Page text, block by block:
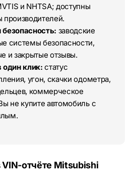
и NHTSA; доступны
производителей.
заводские
системы безопасности,
и закрытые отзывы.
клик: статус
угон, скачки одометра,
коммерческое
не купите автомобиль с
отчёте Mitsubishi